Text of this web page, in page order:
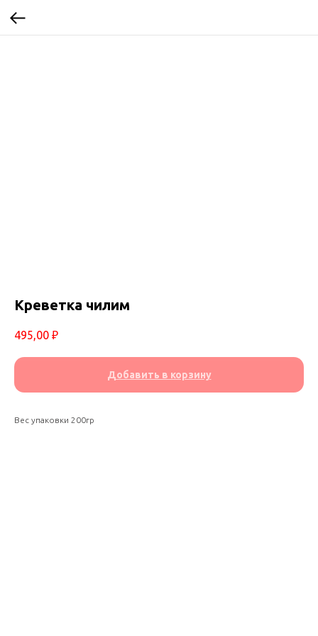
Креветка чилим
495,00 ₽
Добавить в корзину
Вес упаковки 200гр